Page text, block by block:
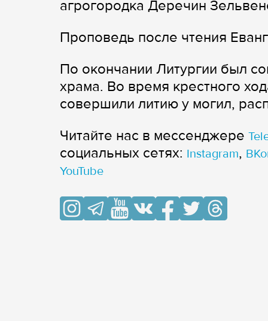
агрогородка Деречин
Проповедь после чтения
По окончании Литургии был
храма. Во время крестного
совершили литию у могил,
Читайте нас в мессенджере
cоциальных сетях: Instagram,
YouTube